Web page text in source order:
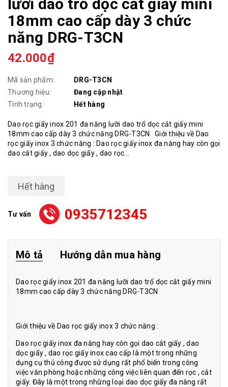
lưỡi dao trổ dọc cắt giấy mini
18mm cao cấp dày 3 chức
năng DRG-T3CN
42.000₫
Mã sản phẩm:
DRG-T3CN
Thương hiệu:
Đang cập nhật
Tình trạng:
Hết hàng
Dao rọc giấy inox 201 đa năng lưỡi dao trổ dọc cắt giấy mini
18mm cao cấp dày 3 chức năng DRG-T3CN Giới thiệu về Dao
rọc giấy inox 3 chức năng : Dao rọc giấy inox đa năng hay còn gọi
dao cắt giấy , dao dọc giấy , dao rọc...
Hết hàng
Tư vấn 0935712345
Mô tả Hướng dẫn mua hàng
Dao rọc giấy inox 201 đa năng lưỡi dao trổ dọc cắt giấy mini
18mm cao cấp dày 3 chức năng DRG-T3CN
Giới thiệu về Dao rọc giấy inox 3 chức năng :
Dao rọc giấy inox đa năng hay còn gọi dao cắt giấy , dao
dọc giấy , dao rọc giấy inox cao cấp là một trong những
dụng cụ thủ công được sử dụng rất phổ biến trong công
việc văn phòng hoặc những công việc liên quan đến rọc , cắt
giấy. Đây là một trong những loại dao dọc giấy đa năng rất